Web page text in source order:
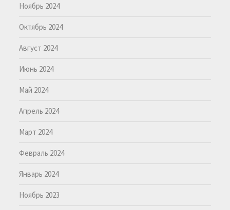
Ноябрь 2024
Октябрь 2024
Август 2024
Июнь 2024
Май 2024
Апрель 2024
Март 2024
Февраль 2024
Январь 2024
Ноябрь 2023